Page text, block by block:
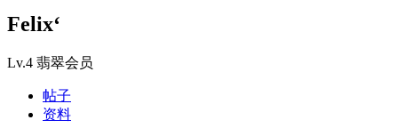
Felix‘
Lv.4 翡翠会员
帖子
资料